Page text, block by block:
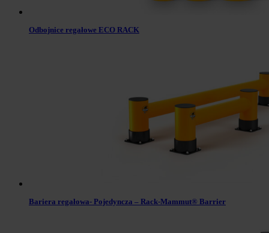
Odbojnice regałowe ECO RACK
Bariera regałowa- Pojedyncza – Rack-Mammut® Barrier